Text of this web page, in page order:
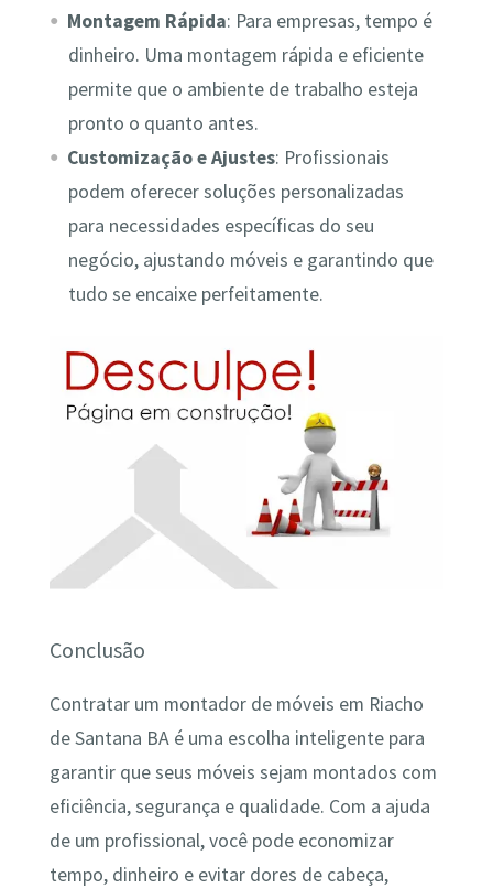
Montagem Rápida: Para empresas, tempo é
dinheiro. Uma montagem rápida e eficiente
permite que o ambiente de trabalho esteja
pronto o quanto antes.
Customização e Ajustes: Profissionais
podem oferecer soluções personalizadas
para necessidades específicas do seu
negócio, ajustando móveis e garantindo que
tudo se encaixe perfeitamente.
Conclusão
Contratar um montador de móveis em Riacho
de Santana BA é uma escolha inteligente para
garantir que seus móveis sejam montados com
eficiência, segurança e qualidade. Com a ajuda
de um profissional, você pode economizar
tempo, dinheiro e evitar dores de cabeça,